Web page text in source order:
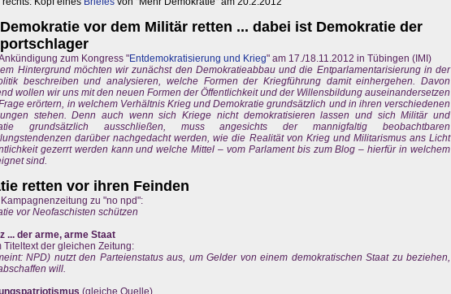
vor dem Militär retten ... dabei ist Demokratie der
zum Kongress "Entdemokratisierung und Krieg" am 17./18.11.2012 in Tübingen (IMI)
Hintergrund möchten wir zunächst den Demokratieabbau und die Entparlamentarisierung in der
beschreiben und analysieren, welche Formen der Kriegführung damit einhergehen. Davon
wollen wir uns mit den neuen Formen der Öffentlichkeit und der Willensbildung auseinandersetzen
erörtern, in welchem Verhältnis Krieg und Demokratie grundsätzlich und in ihren verschiedenen
stehen. Denn auch wenn sich Kriege nicht demokratisieren lassen und sich Militär und
grundsätzlich ausschließen, muss angesichts der mannigfaltig beobachtbaren
darüber nachgedacht werden, wie die Realität von Krieg und Militarismus ans Licht
gezerrt werden kann und welche Mittel – vom Parlament bis zum Blog – hierfür in welchem
sind.
retten vor ihren Feinden
zu "no npd":
vor Neofaschisten schützen
... der arme, arme Staat
Titeltext der gleichen Zeitung:
NPD) nutzt den Parteienstatus aus, um Gelder von einem demokratischen Staat zu beziehen,
will.